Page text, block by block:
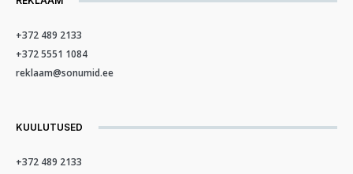
+372 489 2133
+372 5551 1084
reklaam@sonumid.ee
KUULUTUSED
+372 489 2133